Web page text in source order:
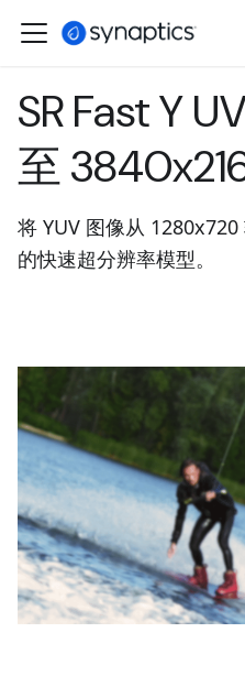
SR Fast Y
至
将 YUV 图像从
的快速超分辨率模型。